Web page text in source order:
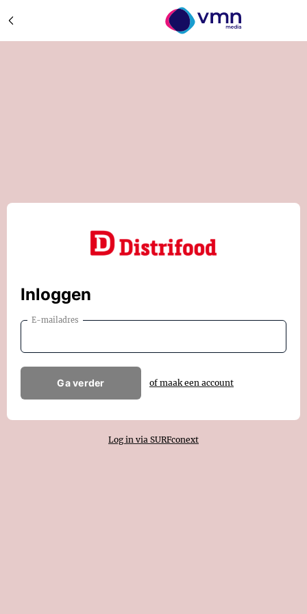
Inloggen
E-mailadres
Ga verder of maak een account
Log in via SURFconext